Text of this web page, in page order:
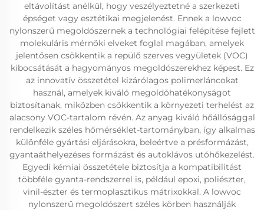
eltávolítást anélkül, hogy veszélyeztetné a szerkezeti
épséget vagy esztétikai megjelenést. Ennek a lowvoc
nylonszerű megoldószernek a technológiai felépítése fejlett
molekuláris mérnöki elveket foglal magában, amelyek
jelentősen csökkentik a repülő szerves vegyületek (VOC)
kibocsátását a hagyományos megoldószerekhez képest. Ez
az innovatív összetétel kizárólagos polimerláncokat
használ, amelyek kiváló megoldóhatékonyságot
biztosítanak, miközben csökkentik a környezeti terhelést az
alacsony VOC-tartalom révén. Az anyag kiváló hőállósággal
rendelkezik széles hőmérséklet-tartományban, így alkalmas
különféle gyártási eljárásokra, beleértve a présformázást,
gyantaáthelyezéses formázást és autoklávos utóhőkezelést.
Egyedi kémiai összetétele biztosítja a kompatibilitást
többféle gyanta-rendszerrel is, például epoxi, poliészter,
vinil-észter és termoplasztikus mátrixokkal. A lowvoc
nylonszerű megoldószert széles körben használják